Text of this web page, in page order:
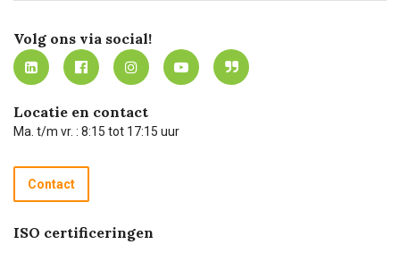
Werken bij Carel Lurvink
MVO
Mijn Carel Lurvink
Mijn Carel Lurvink instructievideo's
Carel Lurvink App
Hulp op afstand
Technische dienst
Recycle programma
Betalen
Innovation LAB
Tevreden klanten
Carel Lurvink Blog
Carel de podcast
Volg ons via social!
Locatie en contact
Ma. t/m vr. : 8:15 tot 17:15 uur
Contact
ISO certificeringen